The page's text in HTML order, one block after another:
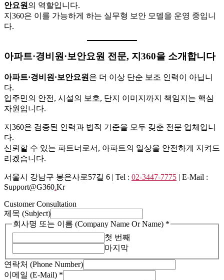
안요원 의 역할입니다.
지360은 이를 가능하게 하는 실무형 보안 모델을 운영 중입니
다.
아파트·경비원·보안요원 전문, 지360을 소개합니다
아파트·경비원·보안요원 은 더 이상 단순 보조 인력이 아닙니
다.
입주민의 안전, 시설의 보호, 단지 이미지까지 책임지는 핵심
자원입니다.
지360은 검증된 인력과 법적 기준을 모두 갖춘 전문 업체입니
다.
신뢰할 수 있는 파트너로서, 아파트의 일상을 안전하게 지켜드
리겠습니다.
서울시 강남구 봉은사로57길 6 | Tel : 02-3447-7775 | E-Mail :
Support@g360.Kr
Customer Consultation
(Subject)
(Massge)
제목 (Subject)
회사명 또는 이름 (Company Name Or Name) *
첫 번째
마지막
연락처 (Phone Number)
이메일 (E-Mail) *